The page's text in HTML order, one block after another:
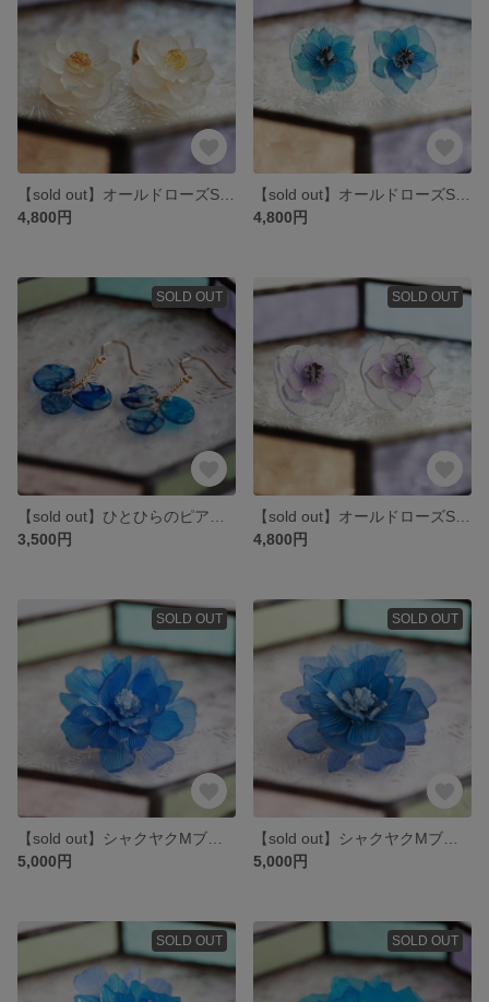
4,800円
4,800円
SOLD OUT
3,500円
SOLD OUT
4,800円
SOLD OUT
5,000円
SOLD OUT
5,000円
SOLD OUT SOLD OUT